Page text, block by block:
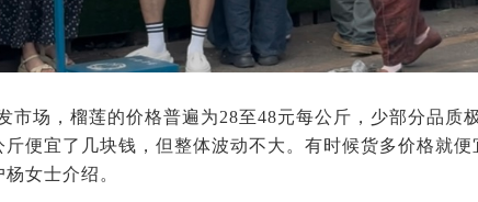
市场，榴莲的价格普遍为28至48元每公斤，少部分品质
斤便宜了几块钱，但整体波动不大。有时候货多价格就
女士介绍。